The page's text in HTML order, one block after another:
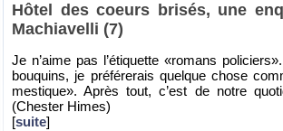
Hôtel des coeurs bri­sés, une
Ma­chia­velli (7)
Je n’aime pas l’éti­quette «ro­mans
bou­quins, je pré­fé­re­rais quelque chose
mes­tique». Après tout, c’est de notre
(Ches­ter Himes)
[suite]